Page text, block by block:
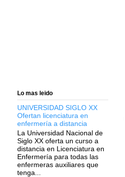
Lo mas leido
UNIVERSIDAD SIGLO XX
Ofertan licenciatura en
enfermería a distancia
La Universidad Nacional de
Siglo XX oferta un curso a
distancia en Licenciatura en
Enfermería para todas las
enfermeras auxiliares que
tenga...